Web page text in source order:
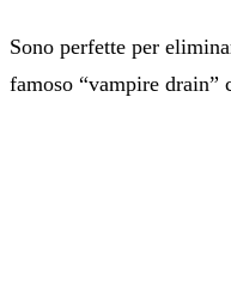
Sono perfette per
famoso “vampire drain”